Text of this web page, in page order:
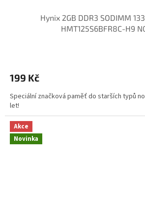
Hynix 2GB DDR3 SODIMM
HMT125S6BFR8C-H9
199 Kč
Speciální značková paměť do starších typů
let!
Akce
Novinka